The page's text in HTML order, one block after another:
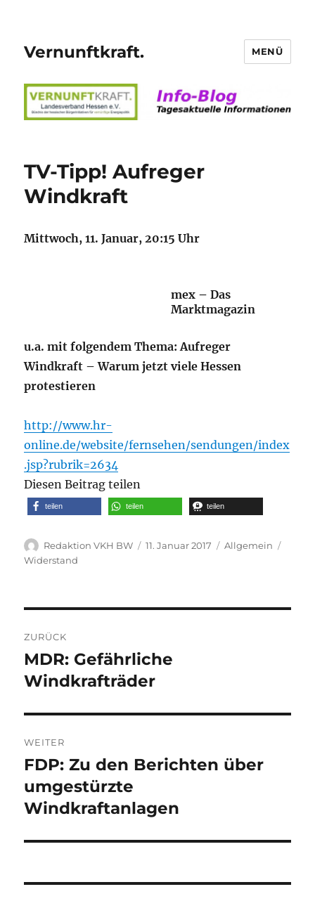
Vernunftkraft. MENÜ
TV-Tipp! Aufreger
Windkraft
Mittwoch, 11. Januar, 20:15 Uhr
mex –Das
Marktmagazin
u.a. mit folgendem Thema: Aufreger
Windkraft – Warum jetzt viele Hessen
protestieren
http://www.hr-
online.de/website/fernsehen/sendungen/index
.jsp?rubrik=2634
Diesen Beitrag teilen
teilen teilen teilen
Autor
Redaktion VKH BW
Veröffentlicht
11. Januar 2017 Kategorien
Allgemein
Widerstand
ZURÜCK
Vorheriger
Beitrag:
MDR: Gefährliche
Windkrafträder
WEITER
Nächster
Beitrag:
FDP: Zu den Berichten über
umgestürzte
Windkraftanlagen